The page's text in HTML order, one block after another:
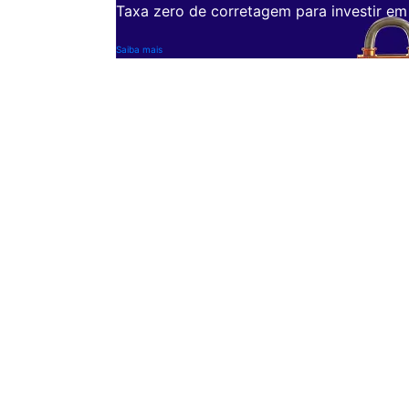
Taxa zero de corretagem para investir
Saiba mais